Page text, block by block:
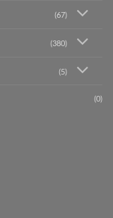
(67)
(380)
(5)
(0)